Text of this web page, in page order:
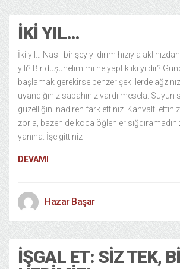
İKI YIL…
İki yıl… Nasıl bir şey yıldırım hızıyla
yılı? Bir düşünelim mi ne yaptık iki yıldır?
başlamak gerekirse benzer şekillerde
uyandığınız sabahınız vardı mesela.
güzelliğini nadiren fark ettiniz. Kahvaltı
zorla, bazen de koca öğlenler sığdıramadınız
yanına. İşe gittiniz
DEVAMI
Hazar Başar
İŞGAL ET: SIZ TEK,